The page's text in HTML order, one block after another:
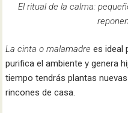
El ritual de la calma:
La cinta o malamadre es ideal
purifica el ambiente y genera
tiempo tendrás plantas
rincones de casa.